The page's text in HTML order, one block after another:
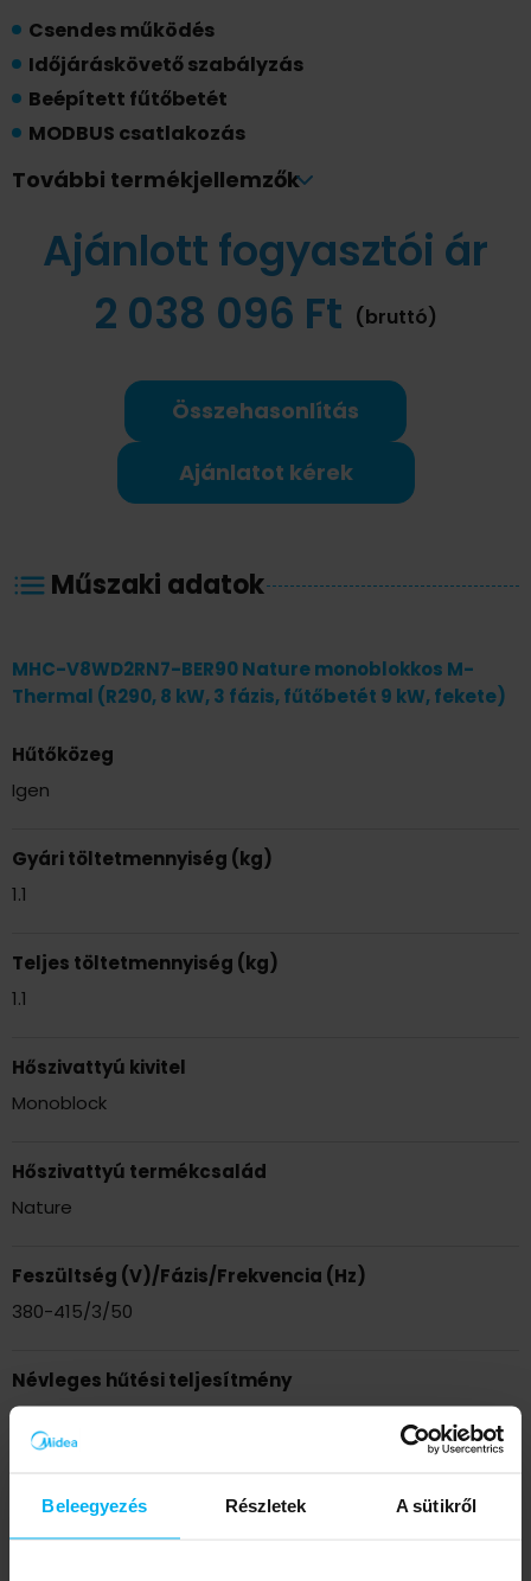
Beleegyezés Részletek A sütikről
Csendes működés
Időjáráskövető szabályzás
Beépített fűtőbetét
MODBUS csatlakozás
Kaszkád vezérlés
Energiatakarékos működés
További termékjellemzők
Ajánlott fogyasztói ár
2 038 096 Ft (bruttó)
Összehasonlítás
Ajánlatot kérek
Műszaki adatok
MHC-V8WD2RN7-BER90 Nature monoblokkos M-
Thermal (R290, 8 kW, 3 fázis, fűtőbetét 9 kW, fekete)
Hűtőközeg
Igen
Gyári töltetmennyiség (kg)
1.1
Teljes töltetmennyiség (kg)
1.1
Hőszivattyú kivitel
Monoblock
Hőszivattyú termékcsalád
Nature
Feszültség (V)/Fázis/Frekvencia (Hz)
380-415/3/50
Névleges hűtési teljesítmény
8.3 kW
8 kW